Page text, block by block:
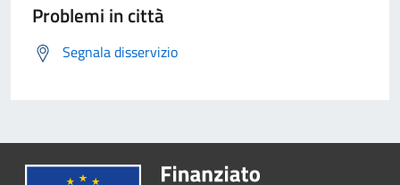
Problemi in città
Segnala disservizio